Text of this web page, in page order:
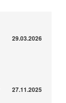
29.03.2026
27.11.2025